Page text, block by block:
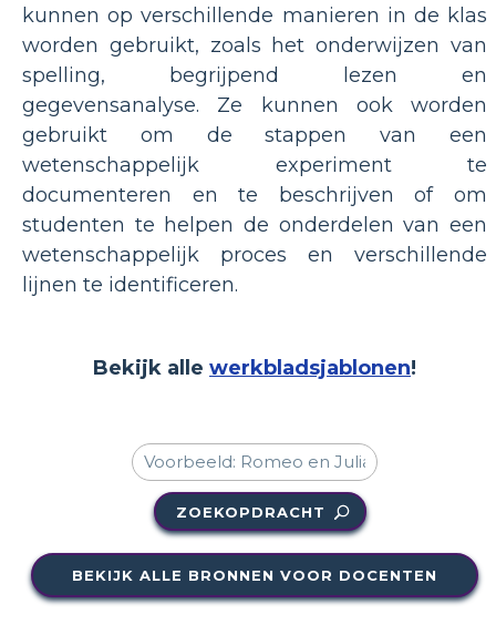
kunnen op verschillende manieren in de klas
worden gebruikt, zoals het onderwijzen van
spelling, begrijpend lezen en
gegevensanalyse. Ze kunnen ook worden
gebruikt om de stappen van een
wetenschappelijk experiment te
documenteren en te beschrijven of om
studenten te helpen de onderdelen van een
wetenschappelijk proces en verschillende
lijnen te identificeren.
Bekijk alle werkbladsjablonen!
ZOEKOPDRACHT
BEKIJK ALLE BRONNEN VOOR DOCENTEN